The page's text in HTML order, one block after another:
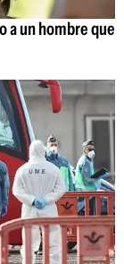
a un hombre que